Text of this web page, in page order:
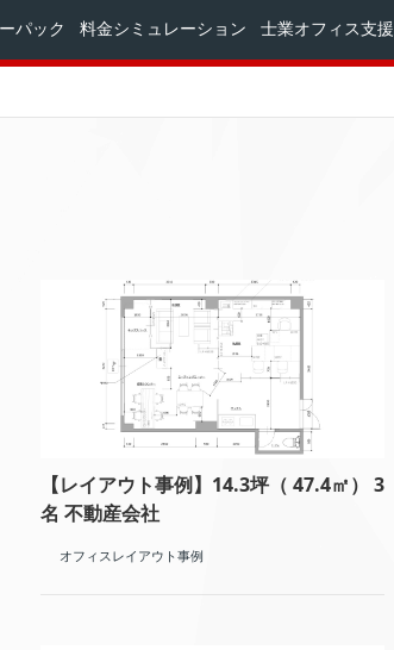
パック 料金シミュレーション 士業オフィス支援
【レイアウト事例】14.3坪（ 47.4㎡） 3
名 不動産会社
オフィスレイアウト事例